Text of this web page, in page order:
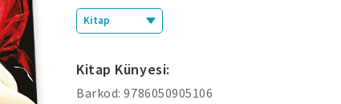
Kitap
Kitap Künyesi:
Barkod: 9786050905106